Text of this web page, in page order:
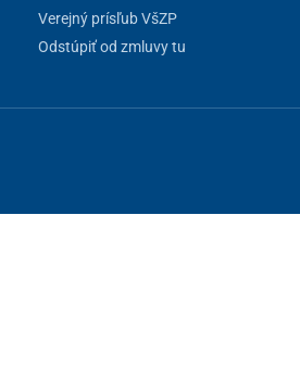
Verejný prísľub VšZP
Odstúpiť od zmluvy tu